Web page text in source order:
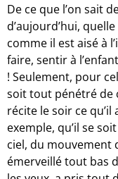
De ce que l’on sait
d’aujourd’hui,
comme il est aisé à
faire, sentir à
! Seulement, pour
soit tout pénétré de
récite le soir ce
exemple, qu’il se
ciel, du mouvement
émerveillé tout bas